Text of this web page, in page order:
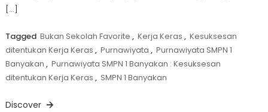
[…]
Tagged Bukan Sekolah Favorite , Kerja Keras , Kesuksesan
ditentukan Kerja Keras , Purnawiyata , Purnawiyata SMPN 1
Banyakan , Purnawiyata SMPN 1 Banyakan : Kesuksesan
ditentukan Kerja Keras , SMPN 1 Banyakan
Discover